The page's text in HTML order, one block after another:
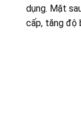
dụng. Mặt
cấp, tăng độ